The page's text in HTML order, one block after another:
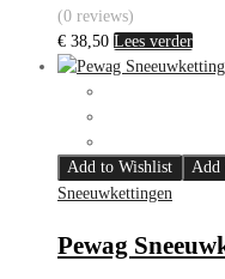
(0 reviews)
€ 38,50 Lees verder
Add to Wishlist
Add
Sneeuwkettingen
Pewag